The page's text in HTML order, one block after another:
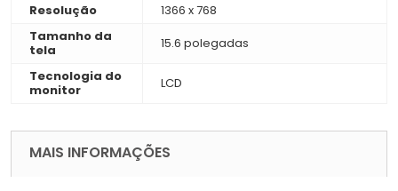
Resolução
1366 x 768
Tamanho da
tela
15.6 polegadas
Tecnologia do
monitor
LCD
MAIS INFORMAÇÕES